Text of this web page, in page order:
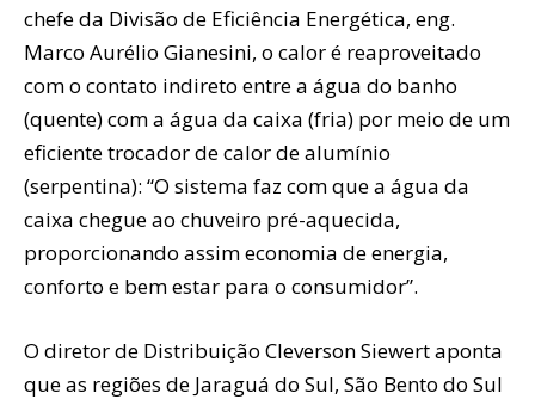
chefe da Divisão de Eficiência Energética, eng.
Marco Aurélio Gianesini, o calor é reaproveitado
com o contato indireto entre a água do banho
(quente) com a água da caixa (fria) por meio de um
eficiente trocador de calor de alumínio
(serpentina): “O sistema faz com que a água da
caixa chegue ao chuveiro pré-aquecida,
proporcionando assim economia de energia,
conforto e bem estar para o consumidor”.
O diretor de Distribuição Cleverson Siewert aponta
que as regiões de Jaraguá do Sul, São Bento do Sul